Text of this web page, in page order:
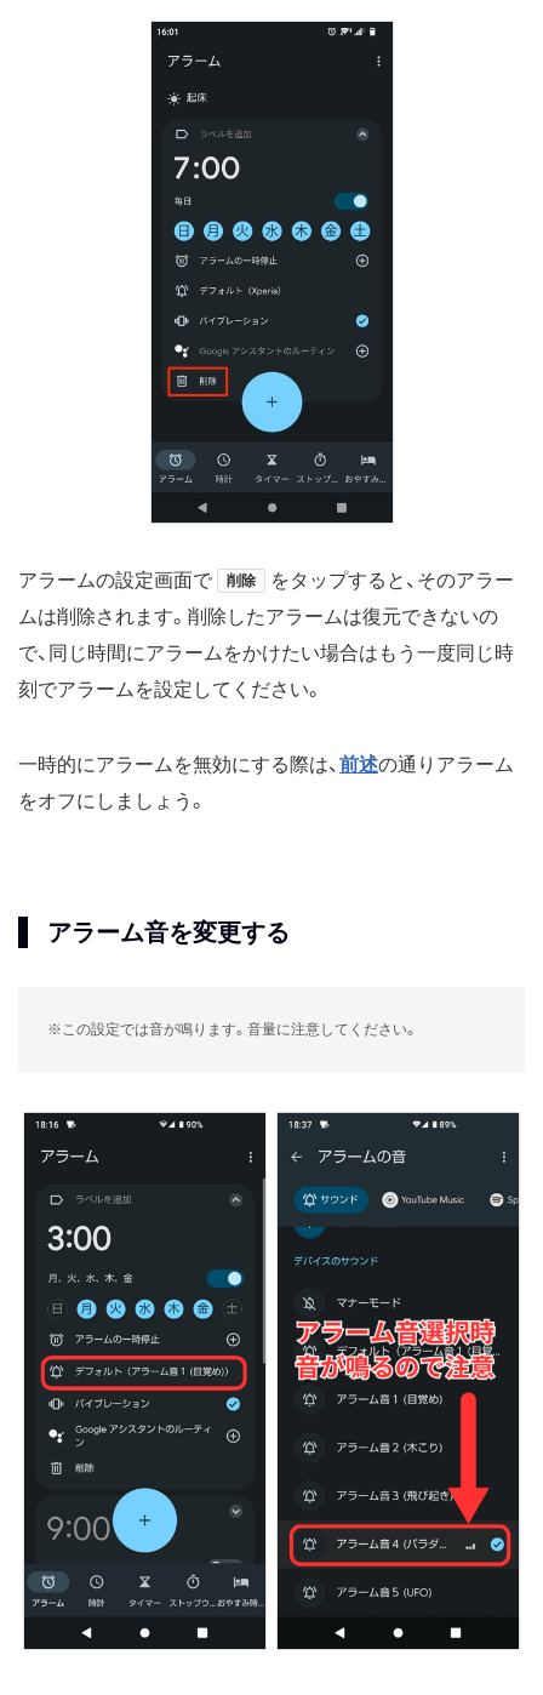
アラームの設定画面で 削除
をタップすると、そのアラー
ムは削除されます。削除したアラームは復元できないの
で、同じ時間にアラームをかけたい場合はもう一度同じ時
刻でアラームを設定してください。
一時的にアラームを無効にする際は、 前述の通りアラーム
をオフにしましょう。
アラーム音を変更する
※この設定では音が鳴ります。音量に注意してください。